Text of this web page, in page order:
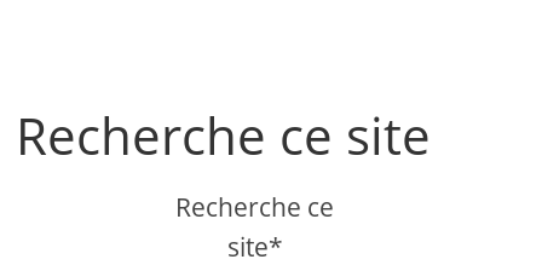
Recherche ce site
Recherche ce
site*